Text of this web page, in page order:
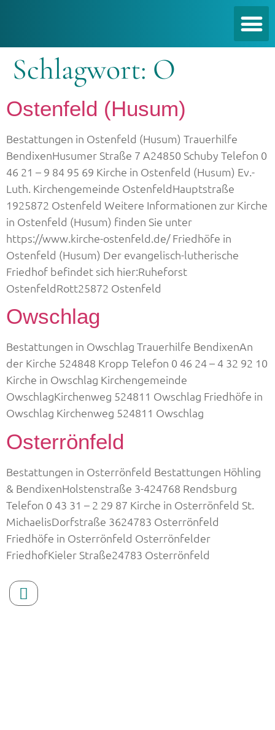
Schlagwort: O
Ostenfeld (Husum)
Bestattungen in Ostenfeld (Husum) Trauerhilfe
BendixenHusumer Straße 7 A24850 Schuby Telefon 0
46 21 – 9 84 95 69 Kirche in Ostenfeld (Husum) Ev.-
Luth. Kirchengemeinde OstenfeldHauptstraße
1925872 Ostenfeld Weitere Informationen zur Kirche
in Ostenfeld (Husum) finden Sie unter
https://www.kirche-ostenfeld.de/ Friedhöfe in
Ostenfeld (Husum) Der evangelisch-lutherische
Friedhof befindet sich hier:Ruheforst
OstenfeldRott25872 Ostenfeld
Owschlag
Bestattungen in Owschlag Trauerhilfe BendixenAn
der Kirche 524848 Kropp Telefon 0 46 24 – 4 32 92 10
Kirche in Owschlag Kirchengemeinde
OwschlagKirchenweg 524811 Owschlag Friedhöfe in
Owschlag Kirchenweg 524811 Owschlag
Osterrönfeld
Bestattungen in Osterrönfeld Bestattungen Höhling
& BendixenHolstenstraße 3-424768 Rendsburg
Telefon 0 43 31 – 2 29 87 Kirche in Osterrönfeld St.
MichaelisDorfstraße 3624783 Osterrönfeld
Friedhöfe in Osterrönfeld Osterrönfelder
FriedhofKieler Straße24783 Osterrönfeld